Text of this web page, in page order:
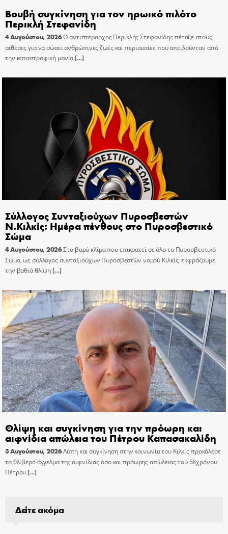
Βουβή συγκίνηση για τον ηρωικό πιλότο
Περικλή Στεφανίδη
4 Αυγούστου, 2026Ο αντιπτέραρχος Περικλής Στεφανίδης πέταξε στους
αιθέρες για να σώσει ανθρώπινες ζωές και περιουσίες που απειλούνταν από
την καταστροφική μανία[…]
Σύλλογος Συνταξιούχων Πυροσβεστών
Ν.Κιλκίς: Ημέρα πένθους στο Πυροσβεστικό
Σώμα
4 Αυγούστου, 2026Στο βαρύ κλίμα που επικρατεί σε όλο το Πυροσβεστικό
Σώμα, ως σύλλογος συνταξιούχων Πυροσβεστών νομού Κιλκίς, εκφράζουμε
την βαθιά θλίψη[…]
Θλίψη και συγκίνηση για την πρόωρη και
αιφνίδια απώλεια του Πέτρου Καπασακαλίδη
3 Αυγούστου, 2026Λύπη και συγκίνηση στην κοινωνία του Κιλκίς προκάλεσε
το θλιβερό άγγελμα της αιφνίδιας όσο και πρόωρης απώλειας τού 58χρόνου
Πέτρου[…]
Δείτε ακόμα